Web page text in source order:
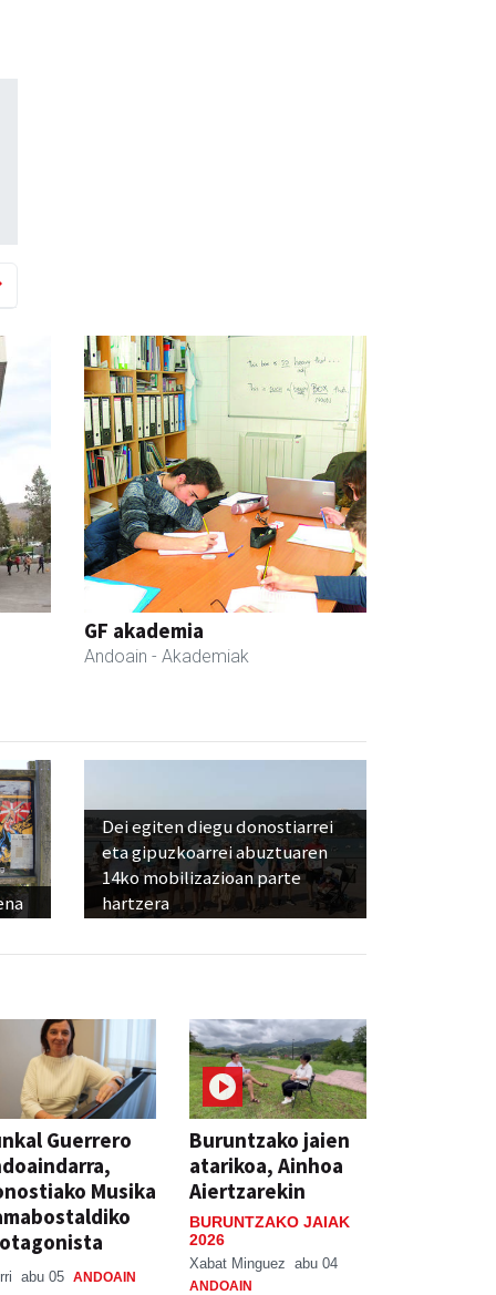
GF akademia
Andoain - Akademiak
Dei egiten diegu donostiarrei
eta gipuzkoarrei abuztuaren
14ko mobilizazioan parte
hartzera
Guerrero
Musika
abu 05 ANDOAIN
Buruntzako jaien
atarikoa, Ainhoa
Aiertzarekin
BURUNTZAKO JAIAK
2026
Xabat Minguez abu 04
ANDOAIN